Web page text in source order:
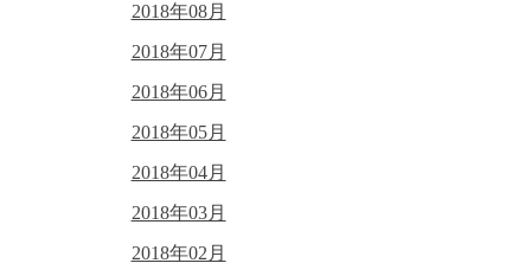
2018年08月
2018年07月
2018年06月
2018年05月
2018年04月
2018年03月
2018年02月